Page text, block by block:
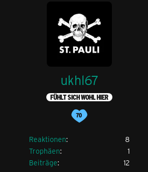
ukhl67
FÜHLT SICH WOHL HIER
Reaktionen
8
Trophäen
1
Beiträge
12